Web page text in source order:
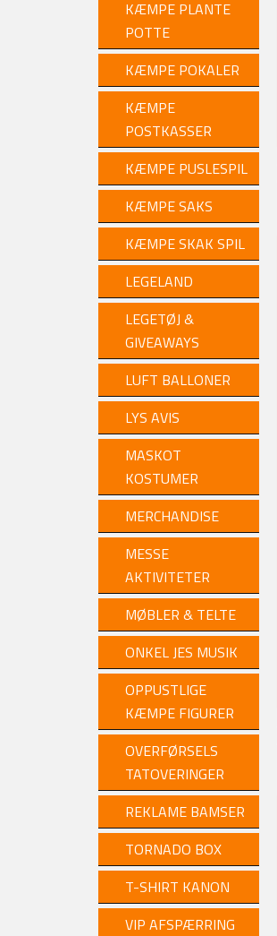
KÆMPE PLANTE
POTTE
KÆMPE POKALER
KÆMPE
POSTKASSER
KÆMPE PUSLESPIL
KÆMPE SAKS
KÆMPE SKAK SPIL
LEGELAND
LEGETØJ &
GIVEAWAYS
LUFT BALLONER
LYS AVIS
MASKOT
KOSTUMER
MERCHANDISE
MESSE
AKTIVITETER
MØBLER & TELTE
ONKEL JES MUSIK
OPPUSTLIGE
KÆMPE FIGURER
OVERFØRSELS
TATOVERINGER
REKLAME BAMSER
TORNADO BOX
T-SHIRT KANON
VIP AFSPÆRRING